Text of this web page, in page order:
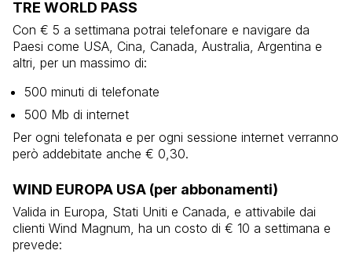
TRE WORLD PASS
Con € 5 a settimana potrai telefonare e navigare da
Paesi come USA, Cina, Canada, Australia, Argentina e
altri, per un massimo di:
500 minuti di telefonate
500 Mb di internet
Per ogni telefonata e per ogni sessione internet verranno
però addebitate anche € 0,30.
WIND EUROPA USA (per abbonamenti)
Valida in Europa, Stati Uniti e Canada, e attivabile dai
clienti Wind Magnum, ha un costo di € 10 a settimana e
prevede: